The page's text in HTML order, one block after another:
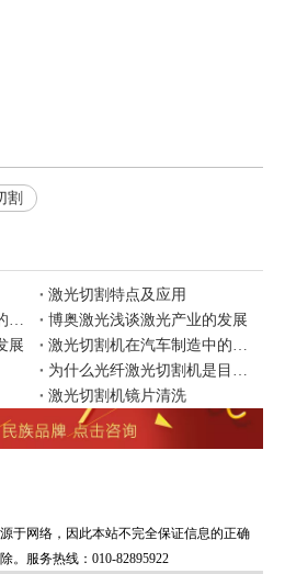
割
激光切割特点及应用
博奥激光浅谈激光产业的发展
展
激光切割机镜片清洗
于网络，因此本站不完全保证信息的正确
。服务热线：010-82895922